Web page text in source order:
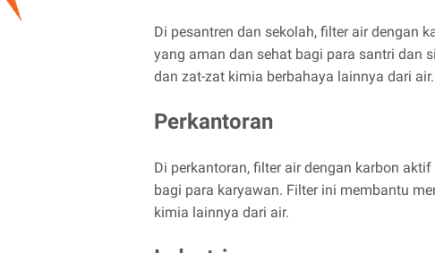
Di pesantren dan sekolah, filter air dengan
yang aman dan sehat bagi para santri dan
dan zat-zat kimia berbahaya lainnya dari air.
Perkantoran
Di perkantoran, filter air dengan karbon
bagi para karyawan. Filter ini membantu
kimia lainnya dari air.